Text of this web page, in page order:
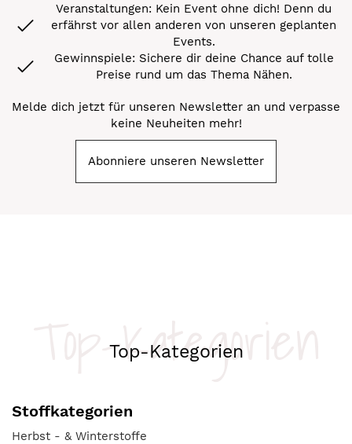
Veranstaltungen: Kein Event ohne dich! Denn du
erfährst vor allen anderen von unseren geplanten
Events.
Gewinnspiele: Sichere dir deine Chance auf tolle
Preise rund um das Thema Nähen.
Melde dich jetzt für unseren Newsletter an und verpasse
keine Neuheiten mehr!
Abonniere unseren Newsletter
Top-Kategorien
Top-Kategorien
Stoffkategorien
Herbst - & Winterstoffe